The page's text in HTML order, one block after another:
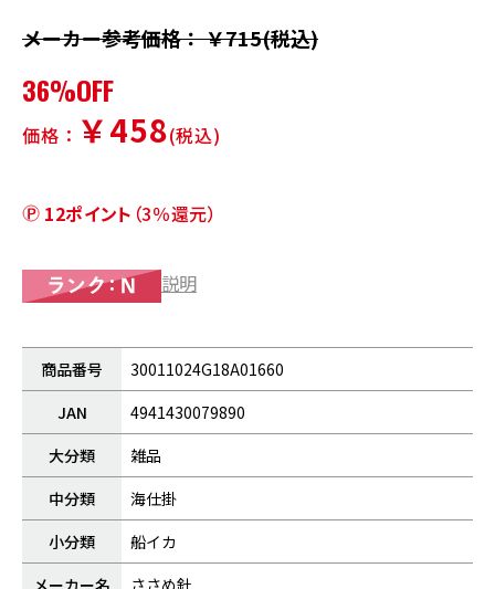
メーカー参考価格： ￥715(税込)
36%OFF
価格： ￥458(税込)
12ポイント （3％還元）
説明
商品番号
30011024G18A01660
JAN
4941430079890
大分類
雑品
中分類
海仕掛
小分類
船イカ